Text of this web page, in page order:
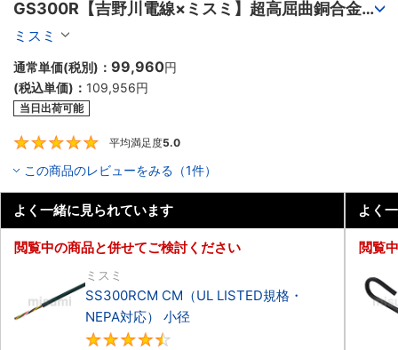
GS300R【吉野川電線×ミスミ】超高屈曲銅合金ロ
ボットケーブル（シールド無・有）
ミスミ
通常単価(税別)： 99,960円
(税込単価)： 109,956円
当日出荷可能
平均満足度5.0
この商品のレビューをみる（1件）
よく一緒に見られています
閲覧中の商品と併せてご検討ください
ミスミ
SS300RCM CM（UL LISTED規格・
NEPA対応） 小径
よく
閲覧